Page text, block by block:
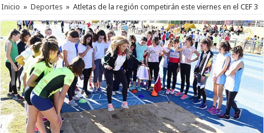
Inicio » Deportes » Atletas de la región competirán este viernes en el CEF 3